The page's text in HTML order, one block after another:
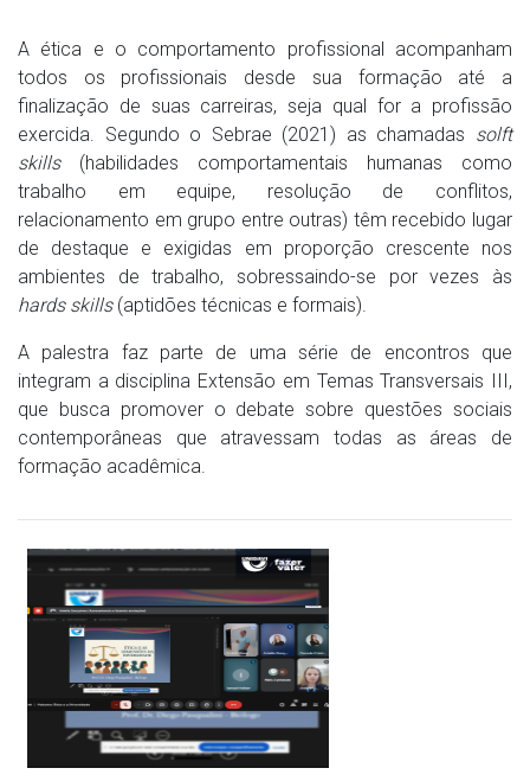
A ética e o comportamento profissional acompanham
todos os profissionais desde sua formação até a
finalização de suas carreiras, seja qual for a profissão
exercida. Segundo o Sebrae (2021) as chamadas solft
skills(habilidades comportamentais humanas como
trabalho em equipe, resolução de conflitos,
relacionamento em grupo entre outras) têm recebido lugar
de destaque e exigidas em proporção crescente nos
ambientes de trabalho, sobressaindo-se por vezes às
hards skills(aptidões técnicas e formais).
A palestra faz parte de uma série de encontros que
integram a disciplina Extensão em Temas Transversais III,
que busca promover o debate sobre questões sociais
contemporâneas que atravessam todas as áreas de
formação acadêmica.